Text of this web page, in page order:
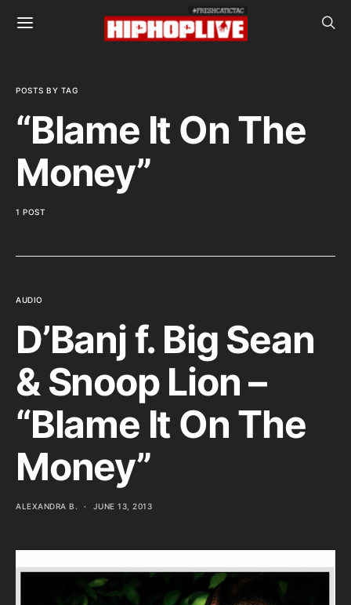
POSTS BY TAG
“Blame It On The
Money”
1 POST
AUDIO
D’Banj f. Big Sean
& Snoop Lion –
“Blame It On The
Money”
ALEXANDRA B. JUNE 13, 2013